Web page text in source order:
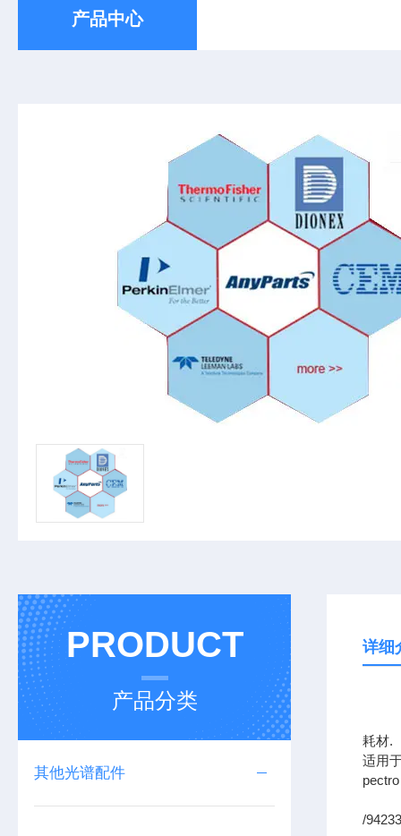
产品中心
PRODUCT
产品分类
其他光谱配件
详细
耗材.
适用
/